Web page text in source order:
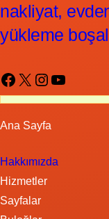
nakliyat,
yükleme
Facebook X Instagram YouTube
Ana Sayfa
Hakkımızda
Hizmetler
Sayfalar